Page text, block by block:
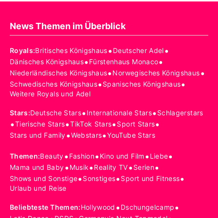
News Themen im Überblick
Royals:Britisches Königshaus•Deutscher Adel•
Dänisches Königshaus•Fürstenhaus Monaco•
Niederländisches Königshaus•Norwegisches Königshaus•
Schwedisches Königshaus•Spanisches Königshaus•
Weitere Royals und Adel
Stars:Deutsche Stars•Internationale Stars•Schlagerstars
•Tierische Stars•TikTok Stars•Sport Stars•
Stars und Family•Webstars•YouTube Stars
Themen:Beauty•Fashion•Kino und Film •Liebe•
Mama und Baby•Musik•Reality TV•Serien•
Shows und Sonstige•Sonstiges•Sport und Fitness•
Urlaub und Reise
Beliebteste Themen:Hollywood •Dschungelcamp•